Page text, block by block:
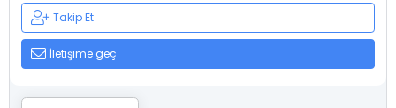
Takip Et
İletişime geç